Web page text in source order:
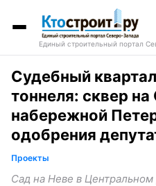
Единый строительный портал
Судебный
тоннеля: сквер
набережной
одобрения
Проекты
Сад на Неве в Центральном